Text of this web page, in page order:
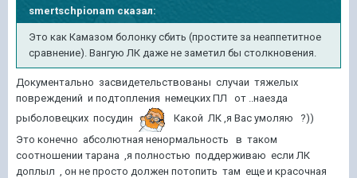
smertschpionam сказал:
Это как Камазом болонку сбить (простите за неаппетитное
сравнение). Вангую ЛК даже не заметил бы столкновения.
Документально засвидетельствованы случаи тяжелых
повреждений и подтопления немецких ПЛ от ..наезда
рыболовецких посудин
Какой ЛК ,я Вас умоляю ?))
Это конечно абсолютная ненормальность в таком
соотношении тарана ,я полностью поддерживаю если ЛК
доплыл , он не просто должен потопить там еще и красочная